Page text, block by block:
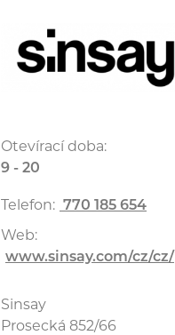
Otevírací doba:
9 - 20
Telefon: 770 185 654
Web:
www.sinsay.com/cz/cz/
Sinsay
Prosecká 852/66